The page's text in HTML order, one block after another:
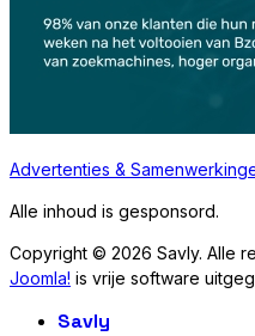
Advertenties &
Alle inhoud is gesponsord.
Copyright © 2026 Savly. Alle
Joomla! is vrije software
Savly